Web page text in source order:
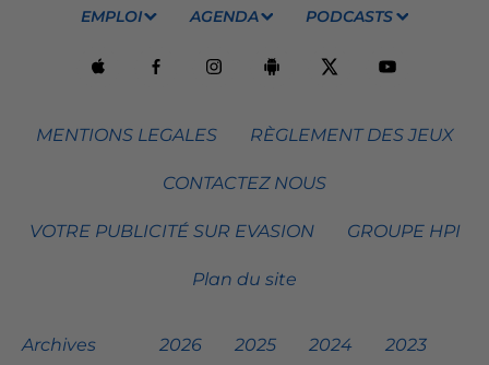
EMPLOI AGENDA PODCASTS
MENTIONS LEGALES RÈGLEMENT DES JEUX
CONTACTEZ NOUS
VOTRE PUBLICITÉ SUR EVASION GROUPE HPI
Plan du site
Archives 2026 2025 2024 2023